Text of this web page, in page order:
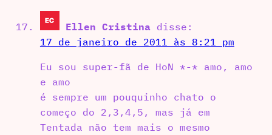
Ellen Cristina disse:
17 de janeiro de 2011 às 8:21 pm
Eu sou super-fã de HoN *-* amo, amo
e amo
é sempre um pouquinho chato o
começo do 2,3,4,5, mas já em
Tentada não tem mais o mesmo